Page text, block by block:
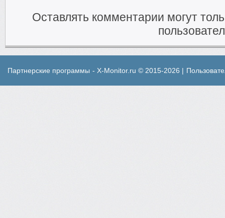
Оставлять комментарии могут
Партнерские программы - X-Monitor.ru © 2015-2026 |